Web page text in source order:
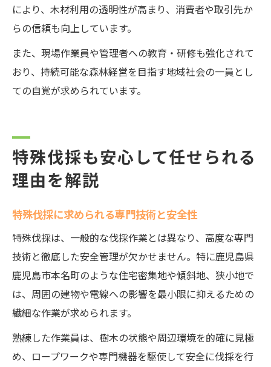
により、木材利用の透明性が高まり、消費者や取引先か
らの信頼も向上しています。
また、現場作業員や管理者への教育・研修も強化されて
おり、持続可能な森林経営を目指す地域社会の一員とし
ての自覚が求められています。
特殊伐採も安心して任せられる
理由を解説
特殊伐採に求められる専門技術と安全性
特殊伐採は、一般的な伐採作業とは異なり、高度な専門
技術と徹底した安全管理が欠かせません。特に鹿児島県
鹿児島市本名町のような住宅密集地や傾斜地、狭小地で
は、周囲の建物や電線への影響を最小限に抑えるための
繊細な作業が求められます。
熟練した作業員は、樹木の状態や周辺環境を的確に見極
め、ロープワークや専門機器を駆使して安全に伐採を行